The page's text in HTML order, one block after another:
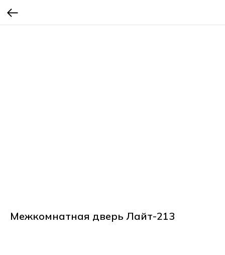
Межкомнатная дверь Лайт-213